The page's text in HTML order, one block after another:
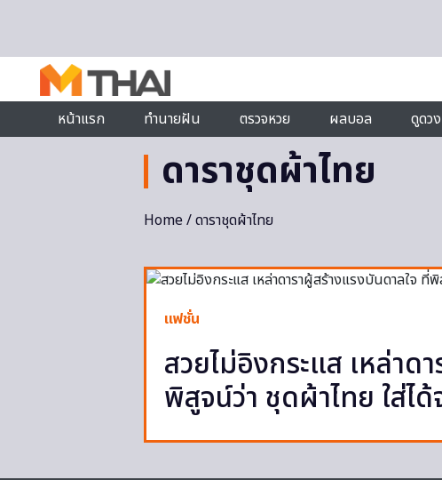
หน้าแรก
ทำนายฝัน ตรวจหวย ผลบอล ดูดวง
ดาราชุดผ้าไทย
Home/ ดาราชุดผ้าไทย
แฟชั่น
สวยไม่อิงกระแส เหล่าด
พิสูจน์ว่า ชุดผ้าไทย ใส่ได้